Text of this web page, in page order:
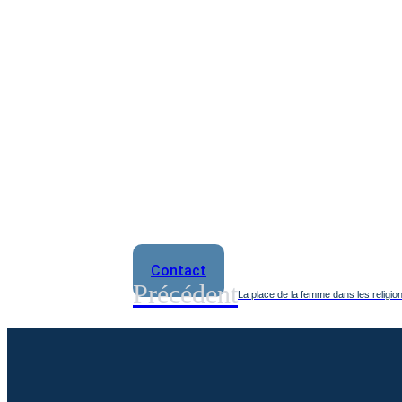
Contact
PrécédentLa place de la femme dans les